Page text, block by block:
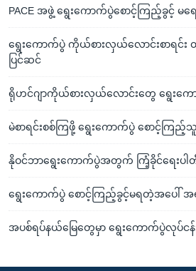
PACE အဖွဲ့ ရွေးကောက်ပွဲစောင့်ကြည့်ခွင့် မရ
ရွေးကောက်ပွဲ ကိုယ်စားလှယ်လောင်းစာရင်း
ပြင်ဆင်
ရိုဟင်ဂျာကိုယ်စားလှယ်လောင်းတွေ ရွေးကေ
မဲစာရင်းစစ်ကြဖို့ ရွေးကောက်ပွဲ စောင့်က
နိုဝင်ဘာရွေးကောက်ပွဲအတွက် ကြံ့ခိုင်ရေး
ရွေးကောက်ပွဲ စောင့်ကြည့်ခွင့်မရတဲ့အပ
အပစ်ရပ်နယ်မြေတွေမှာ ရွေးကောက်ပွဲလုပ်ငန်း